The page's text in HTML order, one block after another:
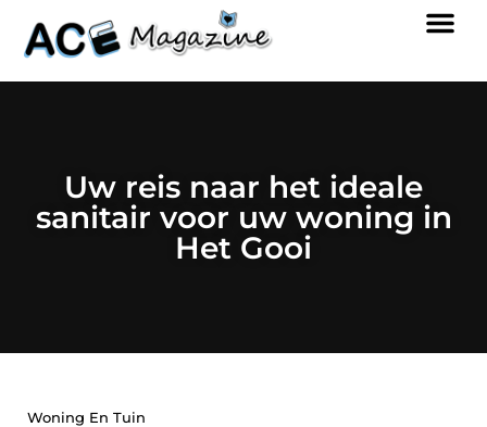
Uw reis naar het ideale
sanitair voor uw woning in
Het Gooi
Woning En Tuin